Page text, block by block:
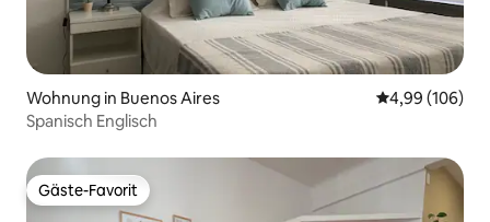
Wohnung in Buenos Aires
4,99 (106)
Spanisch Englisch
Gäste-Favorit
Gäste-Favorit